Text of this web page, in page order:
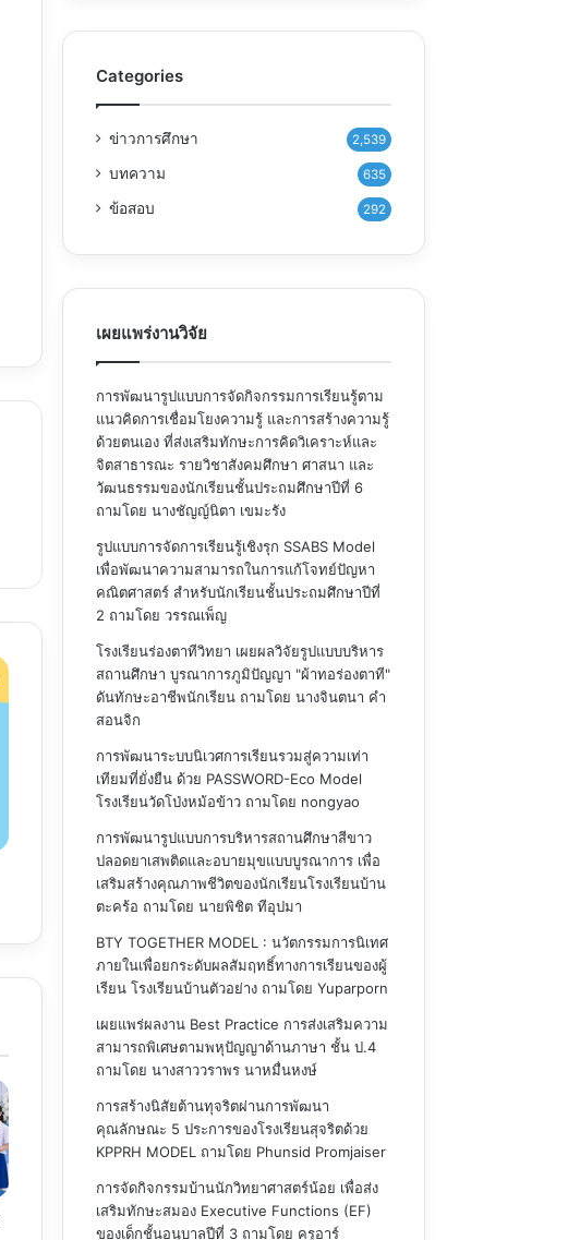
Categories
ข่าวการศึกษา 2,539
บทความ 635
ข้อสอบ 292
เผยแพร่งานวิจัย
การพัฒนารูปแบบการจัดกิจกรรมการเรียนรู้ตาม
แนวคิดการเชื่อมโยงความรู้ และการสร้างความรู้
ด้วยตนเอง ที่ส่งเสริมทักษะการคิดวิเคราะห์และ
จิตสาธารณะ รายวิชาสังคมศึกษา ศาสนา และ
วัฒนธรรมของนักเรียนชั้นประถมศึกษาปีที่ 6
ถามโดย นางชัญญ์นิตา เขมะรัง
รูปแบบการจัดการเรียนรู้เชิงรุก SSABS Model
เพื่อพัฒนาความสามารถในการแก้โจทย์ปัญหา
คณิตศาสตร์ สำหรับนักเรียนชั้นประถมศึกษาปีที่
2 ถามโดย วรรณเพ็ญ
โรงเรียนร่องตาทีวิทยา เผยผลวิจัยรูปแบบบริหาร
สถานศึกษา บูรณาการภูมิปัญญา "ผ้าทอร่องตาที"
ดันทักษะอาชีพนักเรียนถามโดย นางจินตนา คำ
สอนจิก
การพัฒนาระบบนิเวศการเรียนรวมสู่ความเท่า
เทียมที่ยั่งยืน ด้วย PASSWORD-Eco Model
โรงเรียนวัดโป่งหม้อข้าวถามโดย nongyao
การพัฒนารูปแบบการบริหารสถานศึกษาสีขาว
ปลอดยาเสพติดและอบายมุขแบบบูรณาการ เพื่อ
เสริมสร้างคุณภาพชีวิตของนักเรียนโรงเรียนบ้าน
ตะคร้อ ถามโดย นายพิชิต ทีอุปมา
BTY TOGETHER MODEL : นวัตกรรมการนิเทศ
ภายในเพื่อยกระดับผลสัมฤทธิ์ทางการเรียนของผู้
เรียน โรงเรียนบ้านตัวอย่างถามโดย Yuparporn
เผยแพร่ผลงาน Best Practice การส่งเสริมความ
สามารถพิเศษตามพหุปัญญาด้านภาษา ชั้น ป.4
ถามโดย นางสาววราพร นาหมื่นหงษ์
การสร้างนิสัยต้านทุจริตผ่านการพัฒนา
คุณลักษณะ 5 ประการของโรงเรียนสุจริตด้วย
KPPRH MODELถามโดย Phunsid Promjaiser
การจัดกิจกรรมบ้านนักวิทยาศาสตร์น้อย เพื่อส่ง
เสริมทักษะสมอง Executive Functions (EF)
ของเด็กชั้นอนุบาลปีที่ 3ถามโดย ครูอาร์